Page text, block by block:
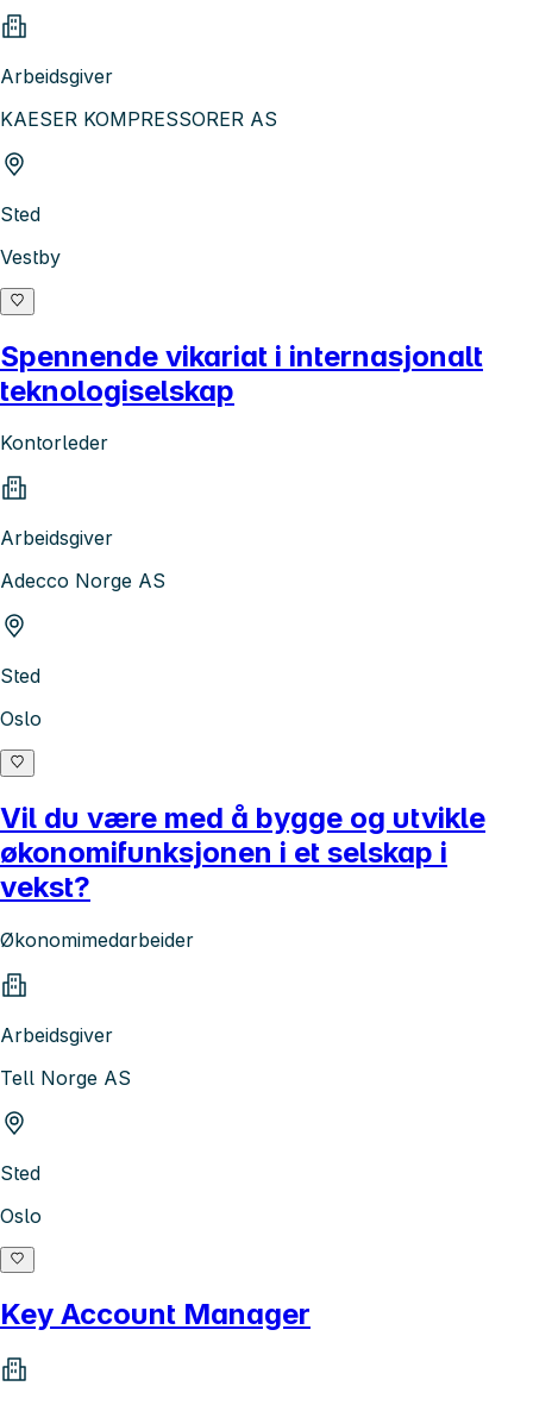
Arbeidsgiver
KAESER KOMPRESSORER AS
Sted
Vestby
Spennende vikariat i internasjonalt
teknologiselskap
Kontorleder
Arbeidsgiver
Adecco Norge AS
Sted
Oslo
Vil du være med å bygge og utvikle
økonomifunksjonen i et selskap i
vekst?
Økonomimedarbeider
Arbeidsgiver
Tell Norge AS
Sted
Oslo
Key Account Manager